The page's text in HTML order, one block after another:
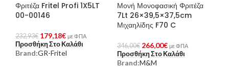
Φριτέζα Fritel Profi 1X5LT
00-00146
232,93€ 179,18€ με ΦΠΑ
Προσθήκη Στο Καλάθι
Brand:GR-Fritel
Μονή Μονοφασική Φριτέζα
7Lt 26×39,5×37,5cm
Μιχαηλίδης F70 C
346,00€ 266,00€ με ΦΠΑ
Προσθήκη Στο Καλάθι
Brand:M&M